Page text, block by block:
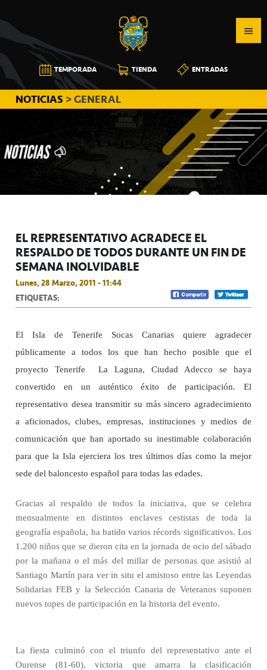
a
la
navegación
principal
al
contenido
principal
a
la
barra
lateral
principal
CB
CANARIAS
TEMPORADA TIENDA ENTRADAS
NOTICIAS > GENERAL
EL REPRESENTATIVO AGRADECE EL
RESPALDO DE TODOS DURANTE UN FIN DE
SEMANA INOLVIDABLE
Lunes, 28 Marzo, 2011 - 11:44
ETIQUETAS:
El Isla de Tenerife Socas Canarias quiere agradecer
públicamente a todos los que han hecho posible que el
proyecto Tenerife  La Laguna, Ciudad Adecco se haya
convertido en un auténtico éxito de participación. El
representativo desea transmitir su más sincero agradecimiento
a aficionados, clubes, empresas, instituciones y medios de
comunicación que han aportado su inestimable colaboración
para que la Isla ejerciera los tres últimos días como la mejor
sede del baloncesto español para todas las edades.
Gracias al respaldo de todos la iniciativa, que se celebra
mensualmente en distintos enclaves cestistas de toda la
geografía española, ha batido varios récords significativos. Los
1.200 niños que se dieron cita en la jornada de ocio del sábado
por la mañana o el más del millar de personas que asistió al
Santiago Martín para ver in situ el amistoso entre las Leyendas
Solidarias FEB y la Selección Canaria de Veteranos suponen
nuevos topes de participación en la historia del evento.
La fiesta culminó con el triunfo del representativo ante el
Ourense (81-60), victoria que amarra la clasificación